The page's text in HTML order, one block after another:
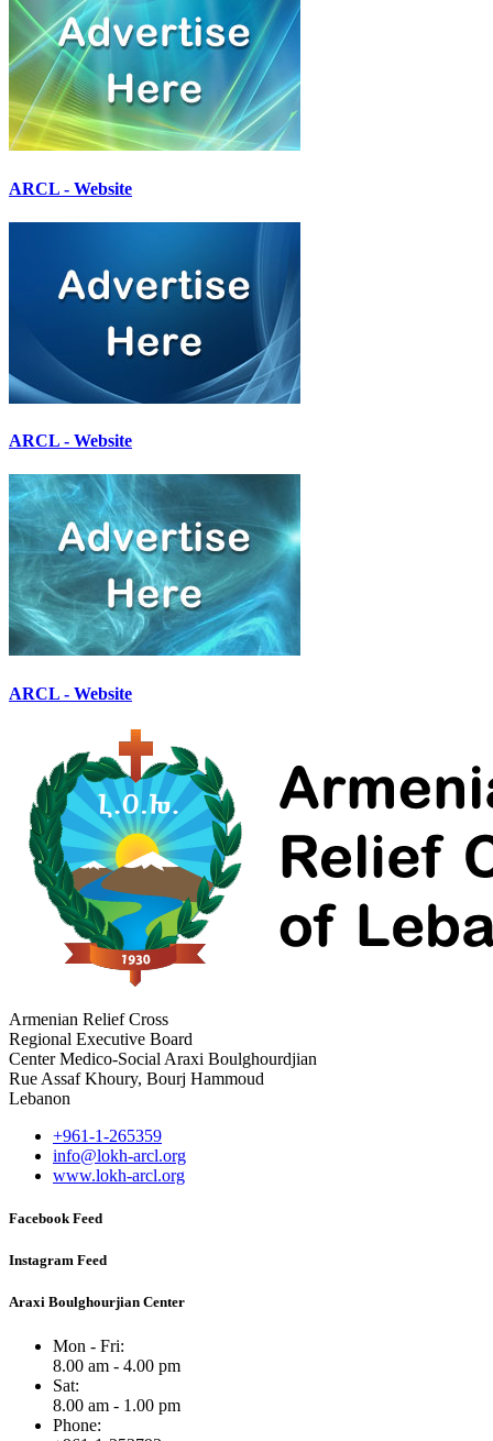
ARCL - Website
ARCL - Website
ARCL - Website
Armenian Relief Cross
Regional Executive Board
Center Medico-Social Araxi Boulghourdjian
Rue Assaf Khoury, Bourj Hammoud
Lebanon
+961-1-265359
info@lokh-arcl.org
www.lokh-arcl.org
Facebook Feed
Instagram Feed
Araxi Boulghourjian Center
Mon - Fri:
8.00 am - 4.00 pm
Sat:
8.00 am - 1.00 pm
Phone: